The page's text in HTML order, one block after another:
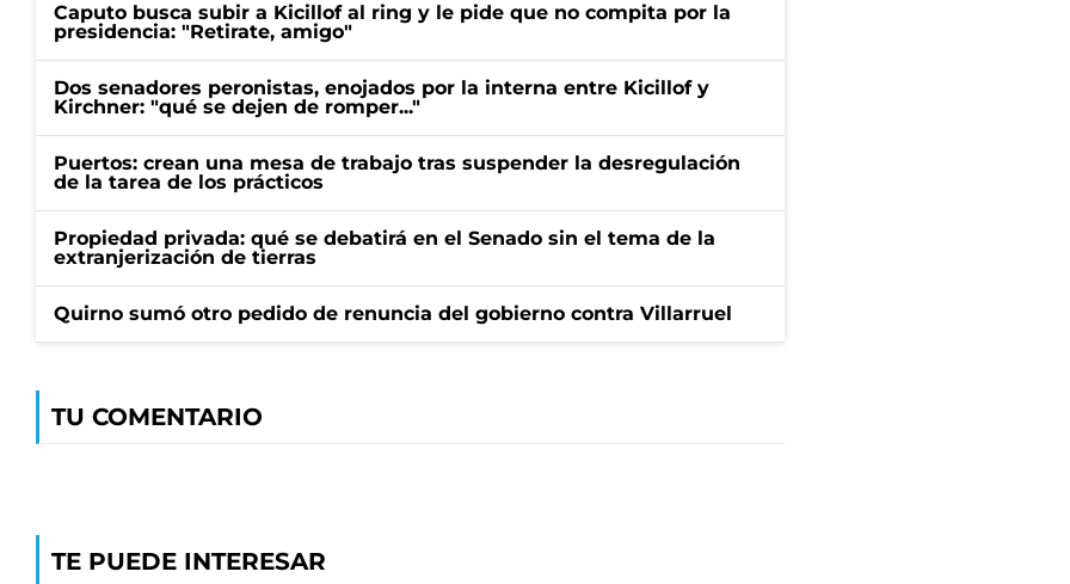
Caputo busca subir a Kicillof al ring y le pide que no compita por la
presidencia: "Retirate, amigo"
Dos senadores peronistas, enojados por la interna entre Kicillof y
Kirchner: "qué se dejen de romper..."
Puertos: crean una mesa de trabajo tras suspender la desregulación
de la tarea de los prácticos
Propiedad privada: qué se debatirá en el Senado sin el tema de la
extranjerización de tierras
Quirno sumó otro pedido de renuncia del gobierno contra Villarruel
TU COMENTARIO
TE PUEDE INTERESAR